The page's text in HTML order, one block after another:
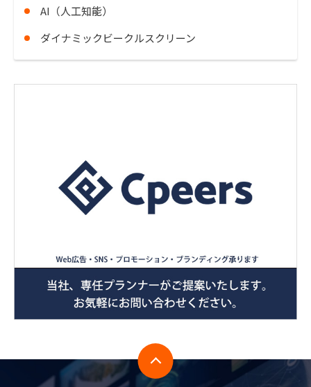
AI（人工知能）
ダイナミックビークルスクリーン